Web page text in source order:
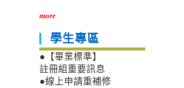
more
學生專區
●【畢業標準】
註冊組重要訊息
●線上申請重補修